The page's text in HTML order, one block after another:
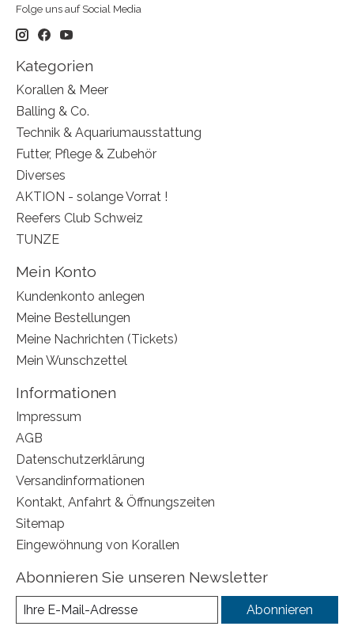
Folge uns auf Social Media
Kategorien
Korallen & Meer
Balling & Co.
Technik & Aquariumausstattung
Futter, Pflege & Zubehör
Diverses
AKTION - solange Vorrat !
Reefers Club Schweiz
TUNZE
Mein Konto
Kundenkonto anlegen
Meine Bestellungen
Meine Nachrichten (Tickets)
Mein Wunschzettel
Informationen
Impressum
AGB
Datenschutzerklärung
Versandinformationen
Kontakt, Anfahrt & Öffnungszeiten
Sitemap
Eingewöhnung von Korallen
Abonnieren Sie unseren Newsletter
Abonnieren